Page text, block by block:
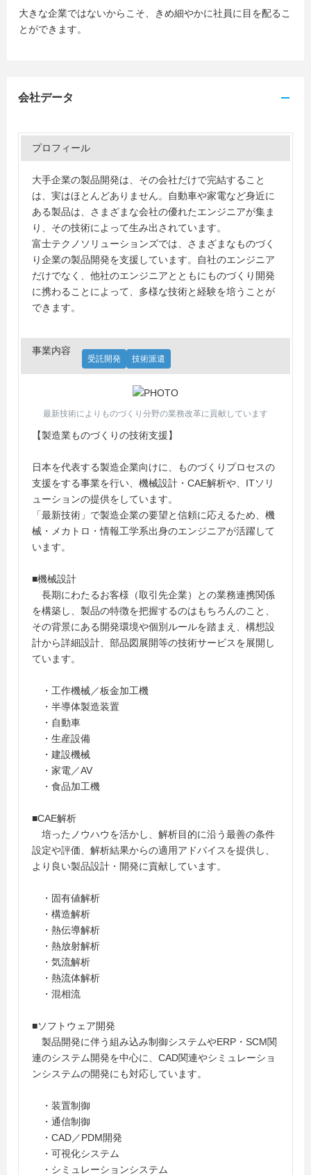
大きな企業ではないからこそ、きめ細やかに社員に目を配るこ
とができます。
会社データ
プロフィール
大手企業の製品開発は、その会社だけで完結すること
は、実はほとんどありません。自動車や家電など身近に
ある製品は、さまざまな会社の優れたエンジニアが集ま
り、その技術によって生み出されています。
富士テクノソリューションズでは、さまざまなものづく
り企業の製品開発を支援しています。自社のエンジニア
だけでなく、他社のエンジニアとともにものづくり開発
に携わることによって、多様な技術と経験を培うことが
できます。
事業内容
受託開発 技術派遣
最新技術によりものづくり分野の業務改革に貢献しています
【製造業ものづくりの技術支援】
日本を代表する製造企業向けに、ものづくりプロセスの
支援をする事業を行い、機械設計・CAE解析や、ITソリ
ューションの提供をしています。
「最新技術」で製造企業の要望と信頼に応えるため、機
械・メカトロ・情報工学系出身のエンジニアが活躍して
います。
■機械設計
長期にわたるお客様（取引先企業）との業務連携関係
を構築し、製品の特徴を把握するのはもちろんのこと、
その背景にある開発環境や個別ルールを踏まえ、構想設
計から詳細設計、部品図展開等の技術サービスを展開し
ています。
・工作機械／板金加工機
・半導体製造装置
・自動車
・生産設備
・建設機械
・家電／AV
・食品加工機
■CAE解析
培ったノウハウを活かし、解析目的に沿う最善の条件
設定や評価、解析結果からの適用アドバイスを提供し、
より良い製品設計・開発に貢献しています。
・固有値解析
・構造解析
・熱伝導解析
・熱放射解析
・気流解析
・熱流体解析
・混相流
■ソフトウェア開発
製品開発に伴う組み込み制御システムやERP・SCM関
連のシステム開発を中心に、CAD関連やシミュレーショ
ンシステムの開発にも対応しています。
・装置制御
・通信制御
・CAD／PDM開発
・可視化システム
・シミュレーションシステム